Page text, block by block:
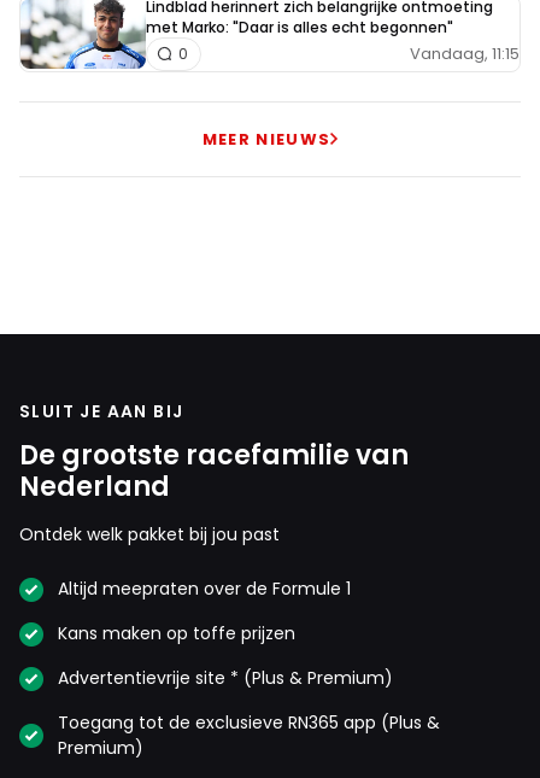
Lindblad herinnert zich belangrijke ontmoeting
met Marko: "Daar is alles echt begonnen"
Vandaag, 11:15
0
MEER NIEUWS
SLUIT JE AAN BIJ
De grootste racefamilie van
Nederland
Ontdek welk pakket bij jou past
Altijd meepraten over de Formule 1
Kans maken op toffe prijzen
Advertentievrije site * (Plus & Premium)
Toegang tot de exclusieve RN365 app (Plus &
Premium)